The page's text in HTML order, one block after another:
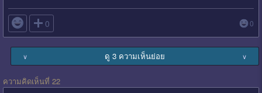
 0 0
∨ ดู 3 ความเห็นย่อย ∨
ความคิดเห็นที่ 22